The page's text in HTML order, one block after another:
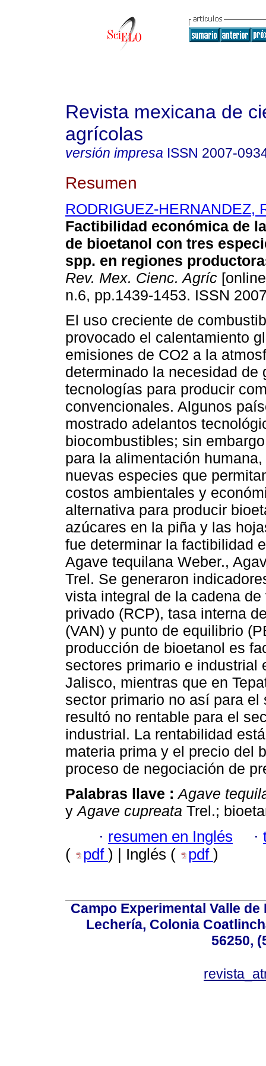
Revista mexicana de
agrícolas
versión impresa ISSN 2007-
Resumen
RODRIGUEZ-HERNANDEZ,
Factibilidad económica de
de bioetanol con tres
spp. en regiones
Rev. Mex. Cienc. Agríc
n.6, pp.1439-1453. ISSN
El uso creciente de
provocado el calentamiento
emisiones de CO2 a la
determinado la necesidad de
tecnologías para producir
convencionales. Algunos
mostrado adelantos
biocombustibles; sin
para la alimentación
nuevas especies que
costos ambientales y
alternativa para producir
azúcares en la piña y las
fue determinar la factibilidad
Agave tequilana Weber.,
Trel. Se generaron
vista integral de la cadena
privado (RCP), tasa interna
(VAN) y punto de equilibrio
producción de bioetanol es
sectores primario e industrial
Jalisco, mientras que en
sector primario no así para
resultó no rentable para el
industrial. La rentabilidad
materia prima y el precio del
proceso de negociación de
Palabras llave :Agave
yAgave cupreata Trel.;
· resumen en Inglés ·
(
pdf ) | Inglés ( pdf )
Campo Experimental Valle
Lechería, Colonia
56250,